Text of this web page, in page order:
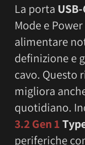
La porta USB-
Mode e
alimentare
definizione e
cavo. Questo
migliora
quotidiano.
3.2 Gen 1
periferiche